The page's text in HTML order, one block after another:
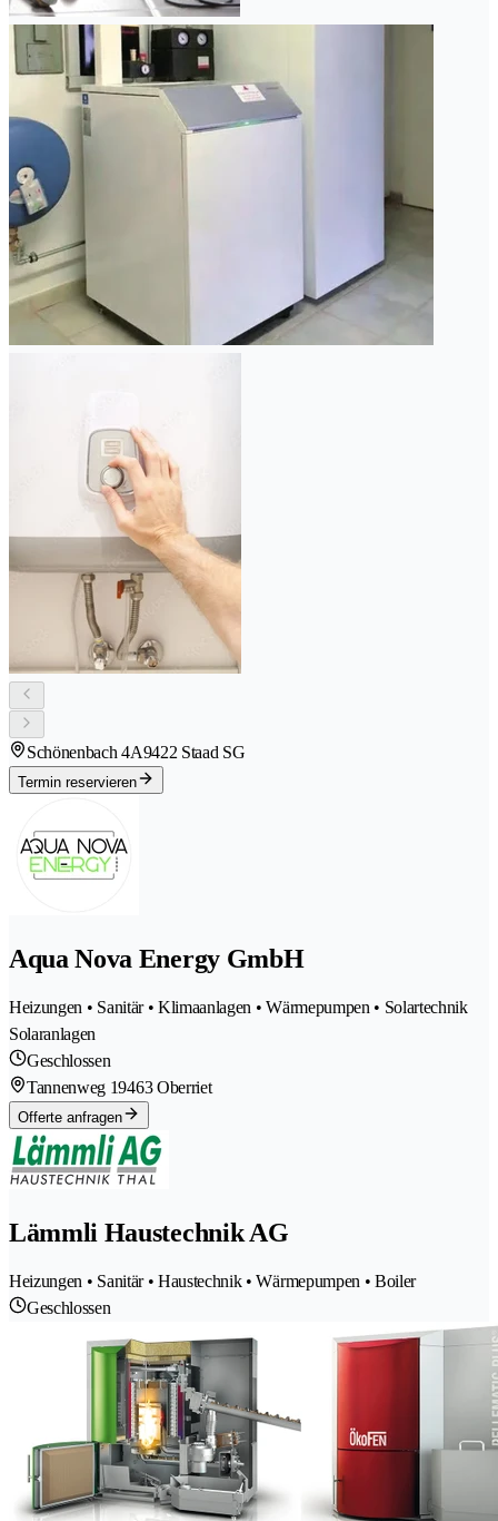
Schönenbach 4A9422 Staad SG
Termin reservieren
Aqua Nova Energy GmbH
Heizungen • Sanitär • Klimaanlagen • Wärmepumpen • Solartechnik
Solaranlagen
Geschlossen
Tannenweg 19463 Oberriet
Offerte anfragen
Lämmli Haustechnik AG
Heizungen • Sanitär • Haustechnik • Wärmepumpen • Boiler
Geschlossen